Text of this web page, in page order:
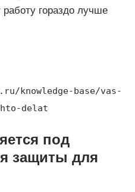
гораздо лучше
knowledge-base/vas-
delat
под
защиты для